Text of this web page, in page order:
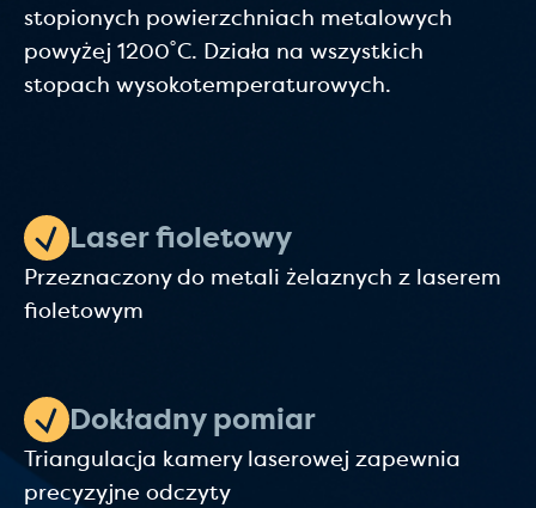
stopionych powierzchniach metalowych
powyżej 1200˚C. Działa na wszystkich
stopach wysokotemperaturowych.
Laser fioletowy
Przeznaczony do metali żelaznych z laserem
fioletowym
Dokładny pomiar
Triangulacja kamery laserowej zapewnia
precyzyjne odczyty